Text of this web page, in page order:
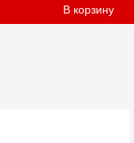
В корзину